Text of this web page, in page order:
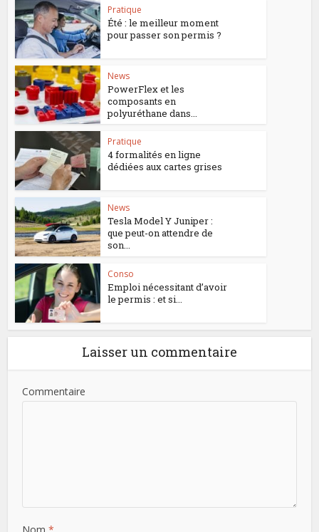
Pratique
Été : le meilleur moment
pour passer son permis ?
News
PowerFlex et les
composants en
polyuréthane dans...
Pratique
4 formalités en ligne
dédiées aux cartes grises
News
Tesla Model Y Juniper :
que peut-on attendre de
son...
Conso
Emploi nécessitant d’avoir
le permis : et si...
Laisser un commentaire
Commentaire
Nom*